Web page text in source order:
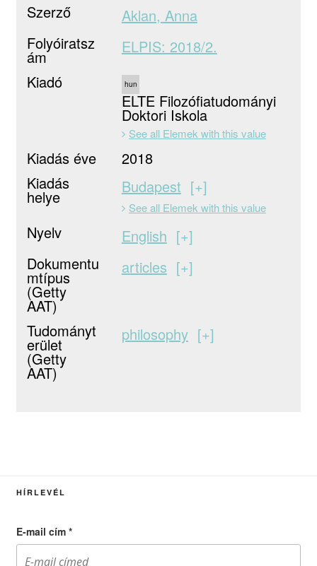
Szerző
Aklan, Anna
Folyóiratsz
ám
ELPIS: 2018/2.
Kiadó
hun
ELTE Filozófiatudományi
Doktori Iskola
See all Elemek with this value
Kiadás éve
2018
Kiadás
helye
Budapest
See all Elemek with this value
+
Nyelv English
+
Dokumentu
mtípus
(Getty
AAT)
articles +
Tudományt
erület
(Getty
AAT)
philosophy +
HÍRLEVÉL
E-mail cím *